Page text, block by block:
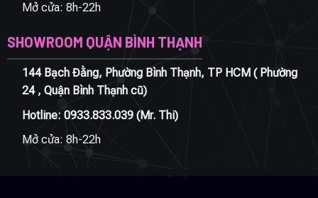
Mở cửa: 8h-22h
SHOWROOM QUẬN BÌNH THẠNH
144 Bạch Đằng, Phường Bình Thạnh, TP HCM ( Phường
24 , Quận Bình Thạnh cũ)
Hotline: 0933.833.039(Mr. Thi)
Mở cửa: 8h-22h